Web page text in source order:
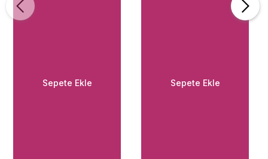
Peruk
Sepete Ekle Sepete Ekle